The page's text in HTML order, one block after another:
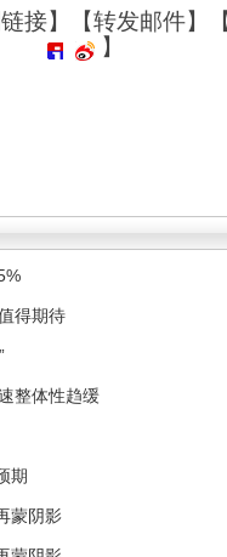
接】【转发邮件】
】
得期待
整体性趋缓
期
蒙阴影